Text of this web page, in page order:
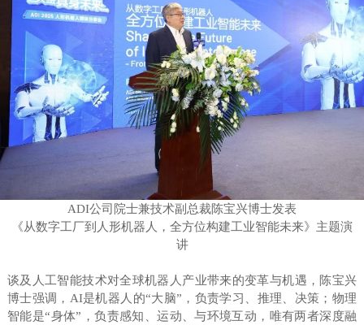
ADI公司院士兼技术副总裁陈宝兴博士发表
《从数字工厂到人形机器人，全方位构建工业智能未来》主题演
讲
谈及人工智能技术对全球机器人产业带来的变革与机遇，陈宝兴
博士强调，AI是机器人的“大脑”，负责学习、推理、决策；物理
智能是“身体”，负责感知、运动、与环境互动，唯有两者深度融